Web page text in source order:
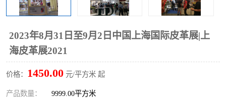
2023年8月31日至9月2日中国上海国际皮革展|上
海皮革展2021
价格： 1450.00 元/平方米 起
产品数量： 9999.00平方米